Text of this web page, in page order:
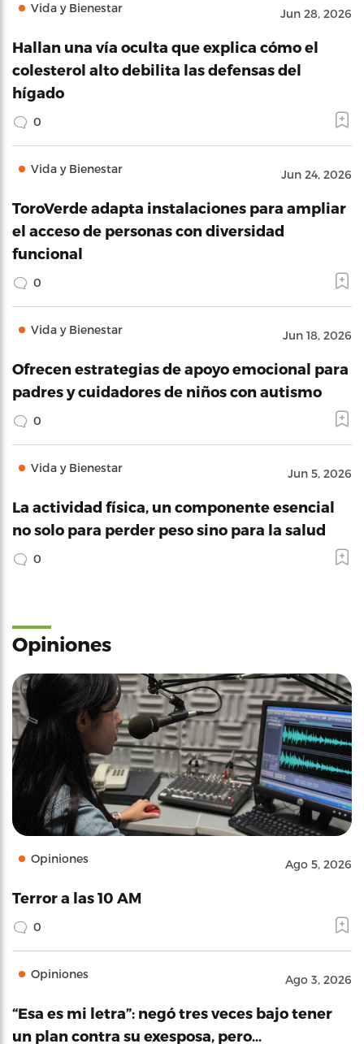
Vida y Bienestar Jun 28, 2026
Hallan una vía oculta que explica cómo el
colesterol alto debilita las defensas del
hígado
0
Vida y Bienestar Jun 24, 2026
ToroVerde adapta instalaciones para ampliar
el acceso de personas con diversidad
funcional
0
Vida y Bienestar Jun 18, 2026
Ofrecen estrategias de apoyo emocional para
padres y cuidadores de niños con autismo
0
Vida y Bienestar Jun 5, 2026
La actividad física, un componente esencial
no solo para perder peso sino para la salud
0
Opiniones
Opiniones Ago 5, 2026
Terror a las 10 AM
0
Opiniones Ago 3, 2026
“Esa es mi letra”: negó tres veces bajo tener
un plan contra su exesposa, pero…